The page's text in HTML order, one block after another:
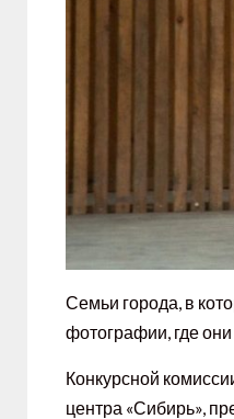
Семьи города, в
фотографии, где
Конкурсной
центра «Сибирь»,